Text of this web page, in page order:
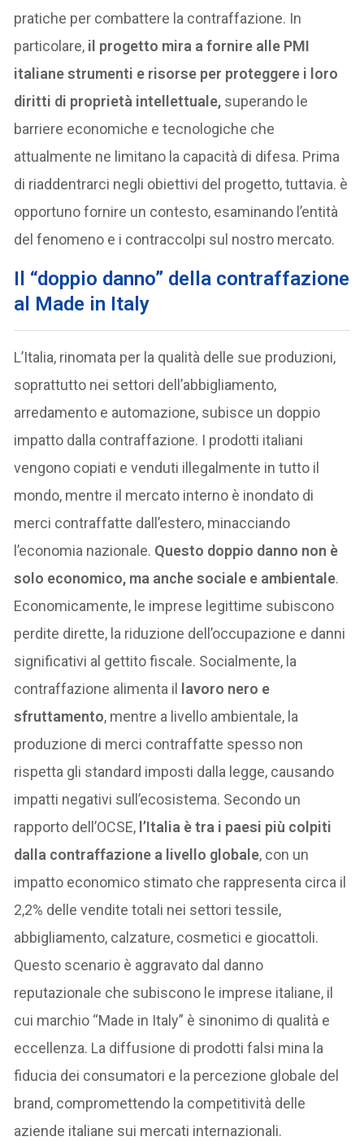
pratiche per combattere la contraffazione. In
particolare, il progetto mira a fornire alle PMI
italiane strumenti e risorse per proteggere i loro
diritti di proprietà intellettuale, superando le
barriere economiche e tecnologiche che
attualmente ne limitano la capacità di difesa. Prima
di riaddentrarci negli obiettivi del progetto, tuttavia. è
opportuno fornire un contesto, esaminando l’entità
del fenomeno e i contraccolpi sul nostro mercato.
Il “doppio danno” della contraffazione
al Made in Italy
L’Italia, rinomata per la qualità delle sue produzioni,
soprattutto nei settori dell’abbigliamento,
arredamento e automazione, subisce un doppio
impatto dalla contraffazione. I prodotti italiani
vengono copiati e venduti illegalmente in tutto il
mondo, mentre il mercato interno è inondato di
merci contraffatte dall’estero, minacciando
l’economia nazionale. Questo doppio danno non è
solo economico, ma anche sociale e ambientale.
Economicamente, le imprese legittime subiscono
perdite dirette, la riduzione dell’occupazione e danni
significativi al gettito fiscale. Socialmente, la
contraffazione alimenta il lavoro nero e
sfruttamento, mentre a livello ambientale, la
produzione di merci contraffatte spesso non
rispetta gli standard imposti dalla legge, causando
impatti negativi sull’ecosistema. Secondo un
rapporto dell’OCSE, l’Italia è tra i paesi più colpiti
dalla contraffazione a livello globale, con un
impatto economico stimato che rappresenta circa il
2,2% delle vendite totali nei settori tessile,
abbigliamento, calzature, cosmetici e giocattoli.
Questo scenario è aggravato dal danno
reputazionale che subiscono le imprese italiane, il
cui marchio “Made in Italy” è sinonimo di qualità e
eccellenza. La diffusione di prodotti falsi mina la
fiducia dei consumatori e la percezione globale del
brand, compromettendo la competitività delle
aziende italiane sui mercati internazionali.